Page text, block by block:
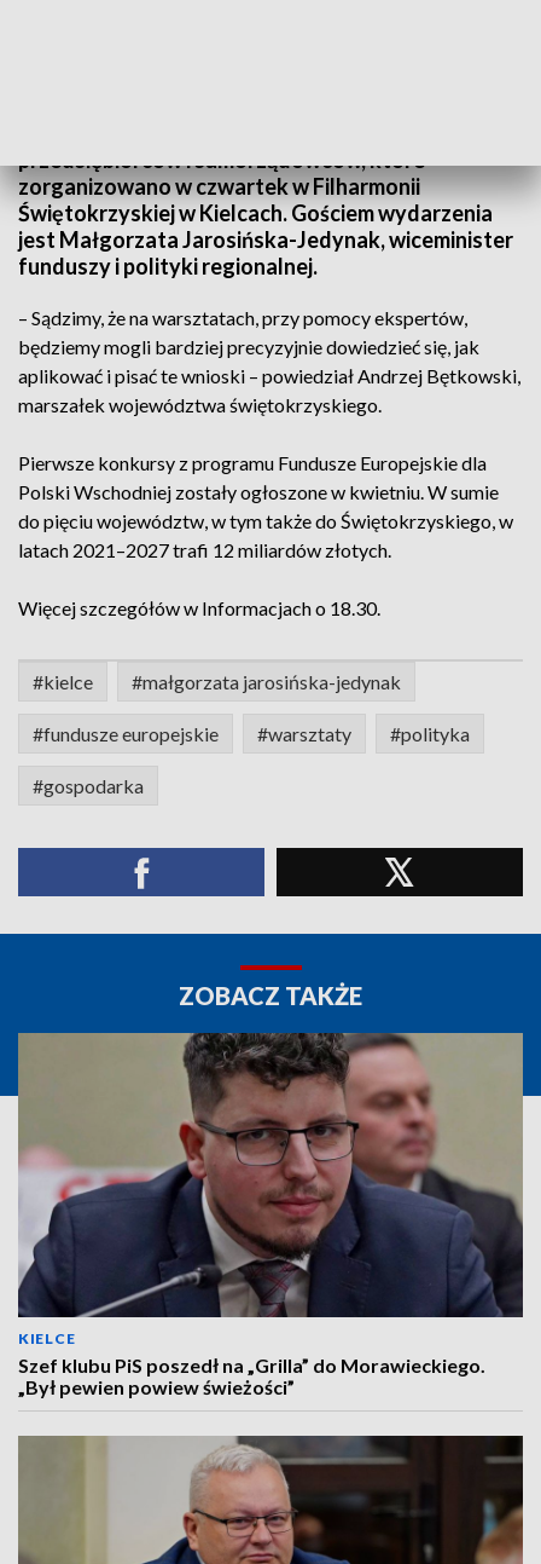
przedsiębiorców i samorządowców, które
zorganizowano w czwartek w Filharmonii
Świętokrzyskiej w Kielcach. Gościem wydarzenia
jest Małgorzata Jarosińska-Jedynak, wiceminister
funduszy i polityki regionalnej.
– Sądzimy, że na warsztatach, przy pomocy ekspertów,
będziemy mogli bardziej precyzyjnie dowiedzieć się, jak
aplikować i pisać te wnioski – powiedział Andrzej Bętkowski,
marszałek województwa świętokrzyskiego.
Pierwsze konkursy z programu Fundusze Europejskie dla
Polski Wschodniej zostały ogłoszone w kwietniu. W sumie
do pięciu województw, w tym także do Świętokrzyskiego, w
latach 2021–2027 trafi 12 miliardów złotych.
Więcej szczegółów w Informacjach o 18.30.
#kielce #małgorzata jarosińska-jedynak
#fundusze europejskie #warsztaty #polityka
#gospodarka
ZOBACZ TAKŻE
KIELCE
Szef klubu PiS poszedł na „Grilla” do Morawieckiego.
„Był pewien powiew świeżości”